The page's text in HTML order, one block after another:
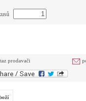
prodavači